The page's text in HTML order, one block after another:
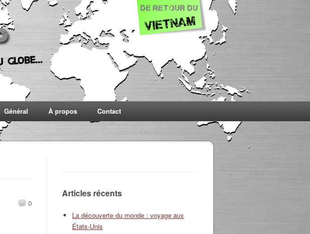
Général À propos Contact
0
Articles récents
La découverte du monde : voyage aux
États-Unis